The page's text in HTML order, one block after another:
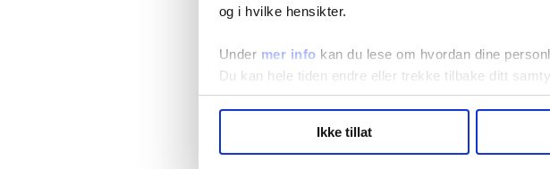
og i hvilke hensikter.
Under mer info kan du lese om hvordan dine
Du kan hele tiden endre eller trekke tilbake ditt
hvordan våre nettsider blir brukt slik at vi tilby
Ikke tillat